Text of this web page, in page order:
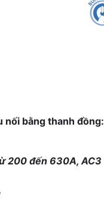
nối bằng thanh đồng:
200 đến 630A, AC3